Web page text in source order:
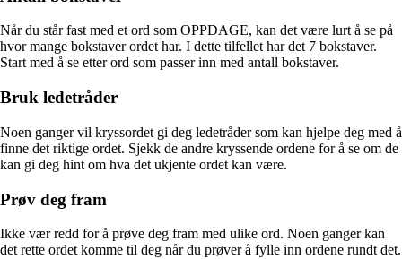
Når du står fast med et ord som OPPDAGE, kan det være lurt å se på
hvor mange bokstaver ordet har. I dette tilfellet har det 7 bokstaver.
Start med å se etter ord som passer inn med antall bokstaver.
Bruk ledetråder
Noen ganger vil kryssordet gi deg ledetråder som kan hjelpe deg med å
finne det riktige ordet. Sjekk de andre kryssende ordene for å se om de
kan gi deg hint om hva det ukjente ordet kan være.
Prøv deg fram
Ikke vær redd for å prøve deg fram med ulike ord. Noen ganger kan
det rette ordet komme til deg når du prøver å fylle inn ordene rundt det.